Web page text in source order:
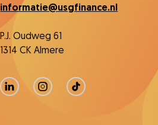
informatie@usgfinance.nl
P.J. Oudweg 61
1314 CK Almere
LinkedInInstagramTikTok